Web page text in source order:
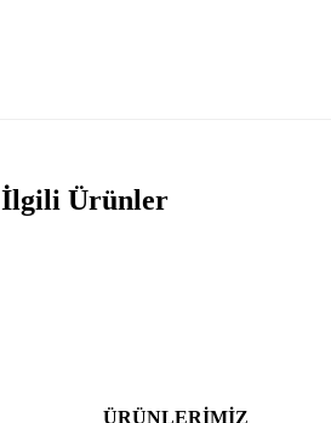
İlgili Ürünler
ÜRÜNLERIMIZ